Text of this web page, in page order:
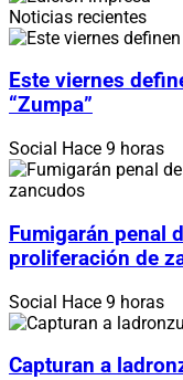
Noticias recientes
Este viernes
“Zumpa”
Social Hace 9 horas
Fumigarán penal
proliferación de
Social Hace 9 horas
Capturan a